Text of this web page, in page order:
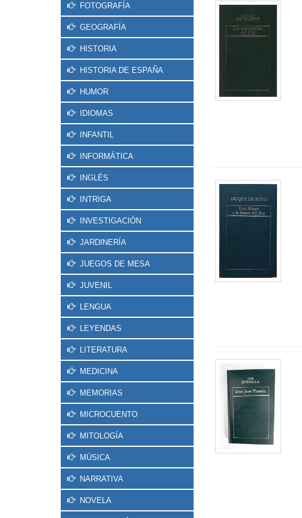
FOTOGRAFÍA
GEOGRAFÍA
HISTORIA
HISTORIA DE ESPAÑA
HUMOR
IDIOMAS
INFANTIL
INFORMÁTICA
INGLÉS
INTRIGA
INVESTIGACIÓN
JARDINERÍA
JUEGOS DE MESA
JUVENIL
LENGUA
LEYENDAS
LITERATURA
MEDICINA
MEMORIAS
MICROCUENTO
MITOLOGÍA
MÚSICA
NARRATIVA
NOVELA